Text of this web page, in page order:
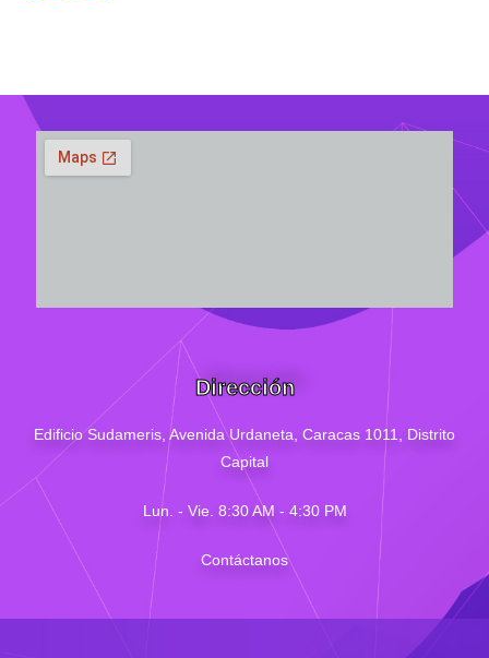
Dirección
Edificio Sudameris, Avenida Urdaneta, Caracas 1011, Distrito
Capital
Lun. - Vie. 8:30 AM - 4:30 PM
Contáctanos